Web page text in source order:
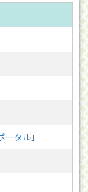
タル」